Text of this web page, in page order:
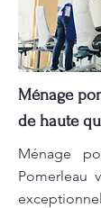
Ménage
de haute
Ménage
Pomerleau